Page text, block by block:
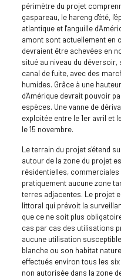
périmètre du projet
gaspareau, le hareng d'été,
atlantique et l'anguille
amont sont actuellement en
devraient être achevées en
situé au niveau du déversoir,
canal de fuite, avec des
humides. Grâce à une
d'Amérique devrait pouvoir
espèces. Une vanne de
exploitée entre le 1er avril et
le 15 novembre.
Le terrain du projet s'étend
autour de la zone du projet
résidentielles, commerciales
pratiquement aucune zone
terres adjacentes. Le projet
littoral qui prévoit la
que ce ne soit plus
cas par cas des utilisations
aucune utilisation
blanche ou son habitat
effectués environ tous les
non autorisée dans la zone